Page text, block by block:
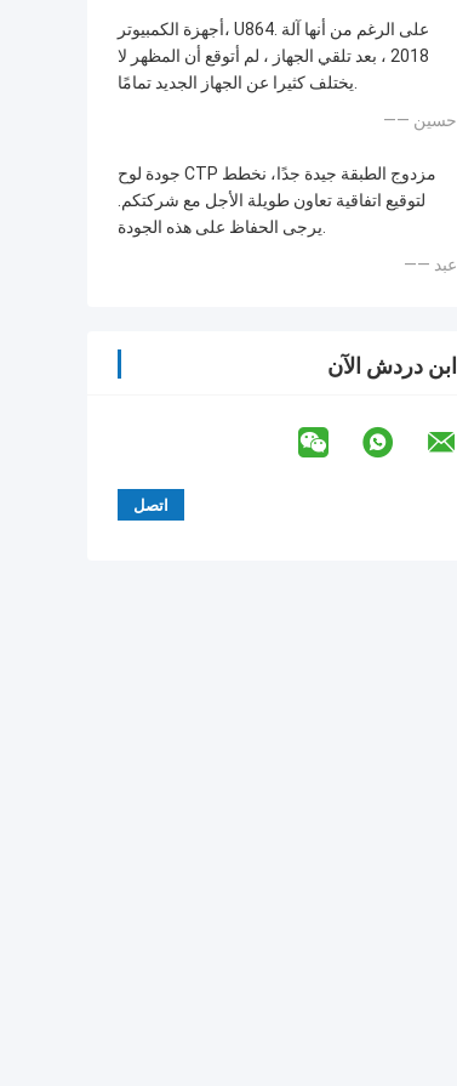
أجهزة الكمبيوتر، U864. على الرغم من أنها آلة
2018 ، بعد تلقي الجهاز ، لم أتوقع أن المظهر لا
يختلف كثيرا عن الجهاز الجديد تمامًا.
—— حسين
جودة لوح CTP مزدوج الطبقة جيدة جدًا، نخطط
لتوقيع اتفاقية تعاون طويلة الأجل مع شركتكم.
يرجى الحفاظ على هذه الجودة.
—— عبد
ابن دردش الآن